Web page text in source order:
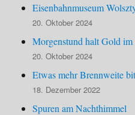
Eisenbahnmuseum
20. Oktober 2024
Morgenstund halt Gold
20. Oktober 2024
Etwas mehr Brennweite
18. Dezember 2022
Spuren am Nachthimmel